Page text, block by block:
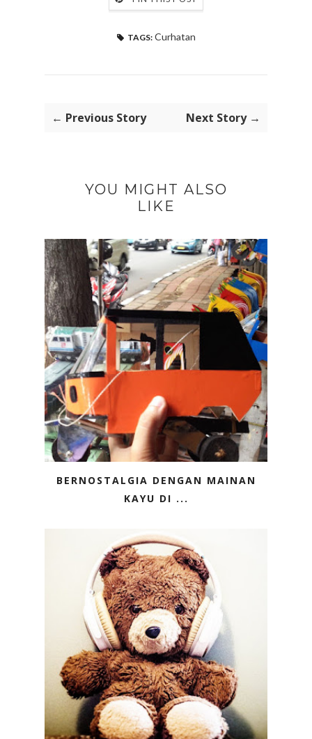
TAGS: Curhatan
← Previous Story Next Story →
YOU MIGHT ALSO
LIKE
BERNOSTALGIA DENGAN MAINAN
KAYU DI ...